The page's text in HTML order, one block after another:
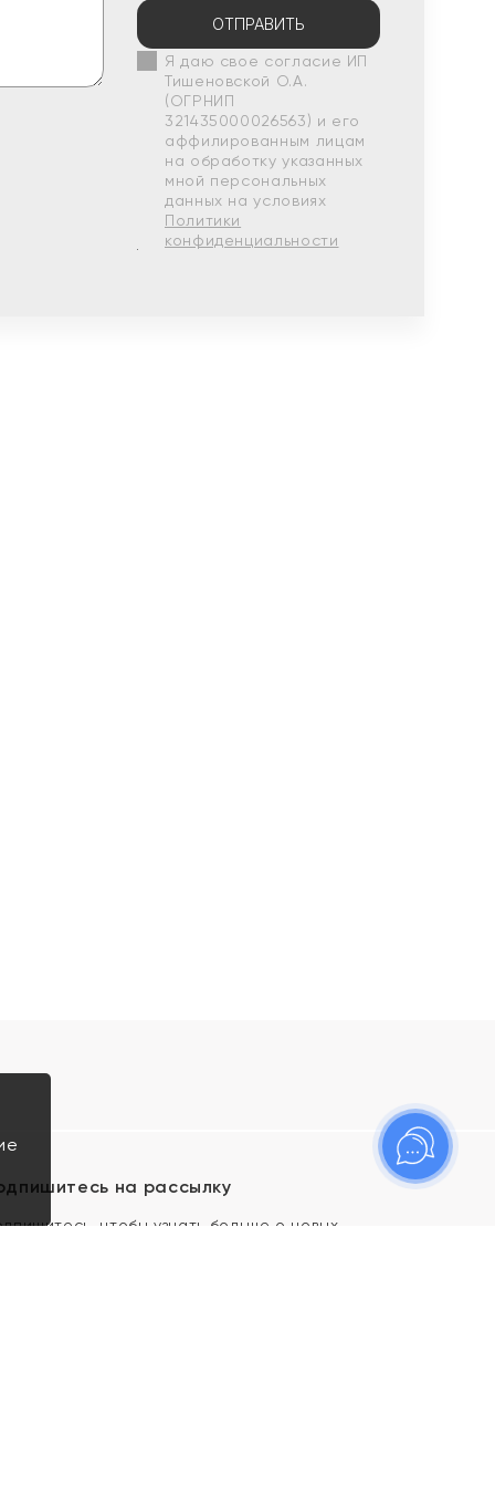
ОТПРАВИТЬ
Я даю свое согласие ИП
Тишеновской О.А.
(ОГРНИП
321435000026563) и его
аффилированным лицам
на обработку указанных
мной персональных
данных на условиях
Политики
конфиденциальности
на рассылку
чтобы узнать больше о новых